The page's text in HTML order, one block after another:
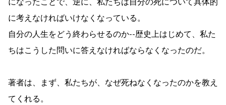
になったことで、逆に、私たちは自分の死について具体的
に考えなければいけなくなっている。
自分の人生をどう終わらせるのか--歴史上はじめて、私た
ちはこうした問いに答えなければならなくなったのだ。
著者は、まず、私たちが、なぜ死ねなくなったのかを教え
てくれる。